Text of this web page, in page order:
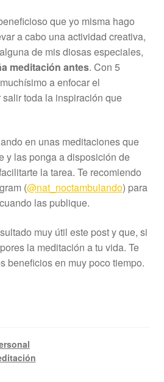
que yo misma hago
a cabo una actividad creativa,
de mis diosas especiales,
meditación antes. Con 5
a enfocar el
toda la inspiración que
en unas meditaciones que
y las ponga a disposición de
la tarea. Te recomiendo
(@nat_noctambulando) para
las publique.
muy útil este post y que, si
la meditación a tu vida. Te
beneficios en muy poco tiempo.